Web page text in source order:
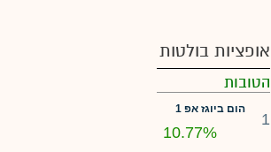
אופציות בולטות
הטובות
1
הום ביוגז אפ 1
10.77%